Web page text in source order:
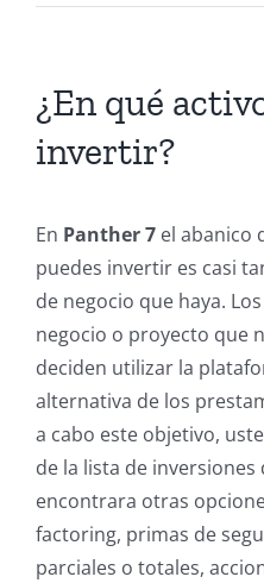
¿En qué
invertir?
En Panther 7 el abanico
puedes invertir es casi
de negocio que haya.
negocio o proyecto que
deciden utilizar la
alternativa de los
a cabo este objetivo,
de la lista de
encontrara otras
factoring, primas de
parciales o totales,